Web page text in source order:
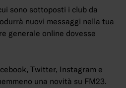
sono sottoposti i club da
nuovi messaggi nella tua
generale online dovesse
Twitter, Instagram e
una novità su FM23.